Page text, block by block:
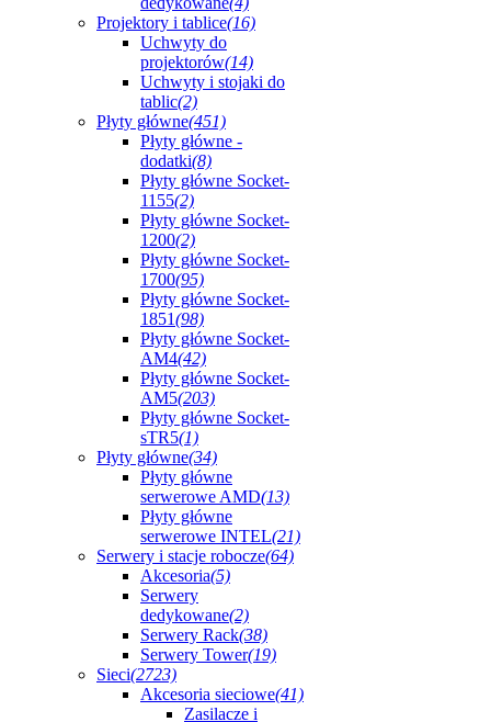
Projektory i tablice(16)
Uchwyty do
projektorów(14)
Uchwyty i stojaki do
tablic(2)
Płyty główne(451)
Płyty główne -
dodatki(8)
Płyty główne Socket-
1155(2)
Płyty główne Socket-
1200(2)
Płyty główne Socket-
1700(95)
Płyty główne Socket-
1851(98)
Płyty główne Socket-
AM4(42)
Płyty główne Socket-
AM5(203)
Płyty główne Socket-
sTR5(1)
Płyty główne(34)
Płyty główne
serwerowe AMD(13)
Płyty główne
serwerowe INTEL(21)
Serwery i stacje robocze(64)
Akcesoria(5)
Serwery
dedykowane(2)
Serwery Rack(38)
Serwery Tower(19)
Sieci(2723)
Akcesoria sieciowe(41)
Zasilacze i